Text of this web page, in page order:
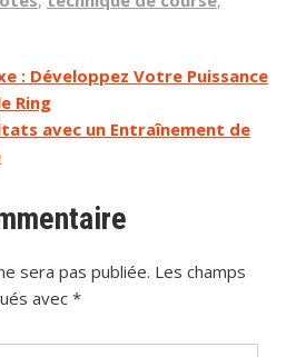
: Développez Votre Puissance
Ring
avec un Entraînement de
sera pas publiée. Les champs
avec *